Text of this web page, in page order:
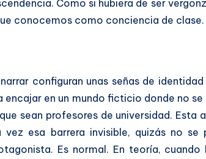
Como si hubiera de ser
conocemos como conciencia de clase.
configuran unas señas de
en un mundo ficticio donde no
sean profesores de universidad. Esta
esa barrera invisible, quizás no se
Es normal. En teoría,